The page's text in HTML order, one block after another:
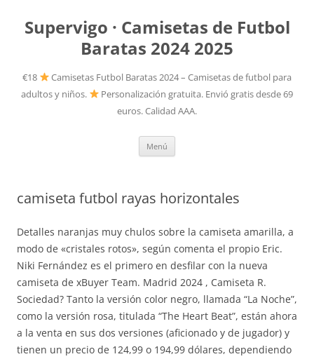
Supervigo · Camisetas de Futbol
Baratas 2024 2025
€18
Camisetas Futbol Baratas 2024 – Camisetas de futbol para
adultos y niños.
Personalización gratuita. Envió gratis desde 69
euros. Calidad AAA.
Menú
camiseta futbol rayas horizontales
Detalles naranjas muy chulos sobre la camiseta amarilla, a
modo de «cristales rotos», según comenta el propio Eric.
Niki Fernández es el primero en desfilar con la nueva
camiseta de xBuyer Team. Madrid 2024 , Camiseta R.
Sociedad? Tanto la versión color negro, llamada “La Noche”,
como la versión rosa, titulada “The Heart Beat”, están ahora
a la venta en sus dos versiones (aficionado y de jugador) y
tienen un precio de 124,99 o 194,99 dólares, dependiendo